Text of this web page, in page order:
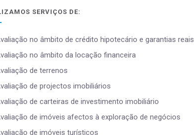
SERVIÇOS DE:
no âmbito de crédito hipotecário e garantias reais
no âmbito da locação financeira
de terrenos
de projectos imobiliários
de carteiras de investimento imobiliário
de imóveis afectos à exploração de negócios
de imóveis turísticos